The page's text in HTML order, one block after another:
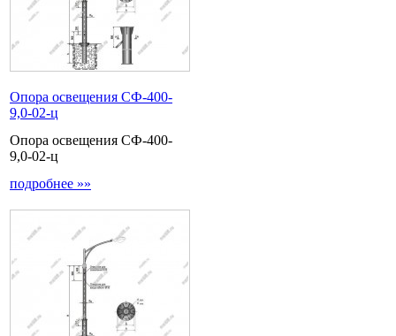
Опора освещения СФ-400-
9,0-02-ц
Опора освещения СФ-400-
9,0-02-ц
подробнее »»